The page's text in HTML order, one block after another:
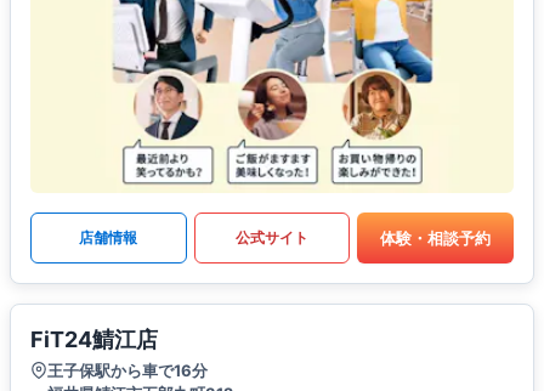
店舗情報 公式サイト 体験・相談予約
FiT24鯖江店
王子保駅から車で16分